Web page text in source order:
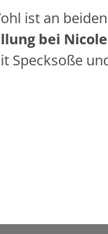
ist an
bei
Specksoße